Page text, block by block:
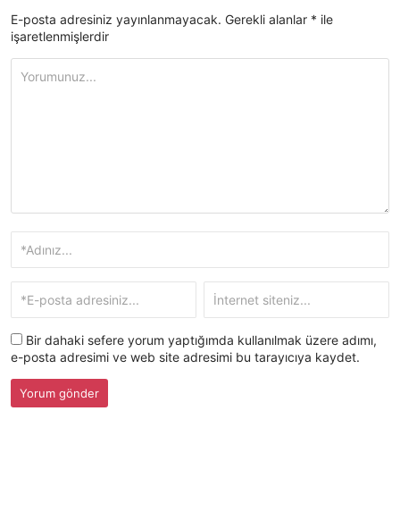
E-posta adresiniz yayınlanmayacak. Gerekli alanlar * ile
işaretlenmişlerdir
Bir dahaki sefere yorum yaptığımda kullanılmak üzere adımı,
e-posta adresimi ve web site adresimi bu tarayıcıya kaydet.